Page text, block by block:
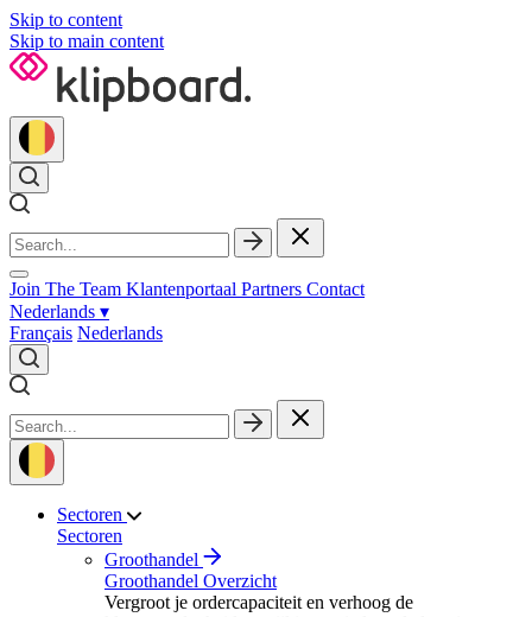
Skip to content
Skip to main content
Join The Team Klantenportaal Partners Contact
Nederlands ▾
Français Nederlands
Sectoren
Sectoren
Groothandel
Groothandel Overzicht
Vergroot je ordercapaciteit en verhoog de